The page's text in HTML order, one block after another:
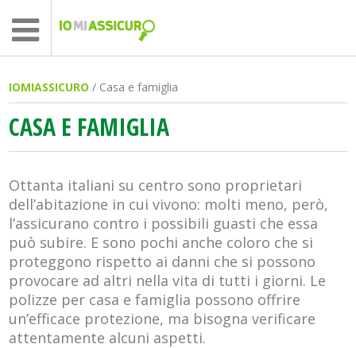
IOMIASSICURO / Casa e famiglia
CASA E FAMIGLIA
Ottanta italiani su centro sono proprietari
dell’abitazione in cui vivono: molti meno, però,
l’assicurano contro i possibili guasti che essa
può subire. E sono pochi anche coloro che si
proteggono rispetto ai danni che si possono
provocare ad altri nella vita di tutti i giorni. Le
polizze per casa e famiglia possono offrire
un’efficace protezione, ma bisogna verificare
attentamente alcuni aspetti.